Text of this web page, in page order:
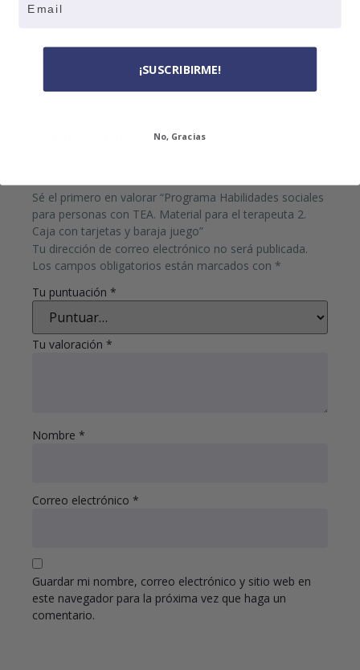
1 kg
Sé el primero en valorar “Programa Habilidades sociales
para personas con TEA. Material para el terapeuta 2.
Caja con tarjetas y baraja juego”
Tu dirección de correo electrónico no será publicada.
Los campos obligatorios están marcados con *
Tu puntuación *
Tu valoración *
Nombre *
Correo electrónico *
Guardar mi nombre, correo electrónico y sitio web en
este navegador para la próxima vez que haga un
comentario.
¡SUSCRIBIRME!
No, Gracias